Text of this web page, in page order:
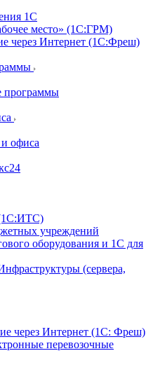
1С
место» (1С:ГРМ)
через Интернет (1С:Фреш)
программы
офиса
учреждений
оборудования и 1С для
(сервера,
через Интернет (1С: Фреш)
перевозочные